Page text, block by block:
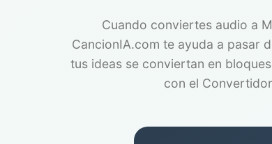
Cuando conviertes audio a
CancionIA.com te ayuda a pasar
tus ideas se conviertan en
con el